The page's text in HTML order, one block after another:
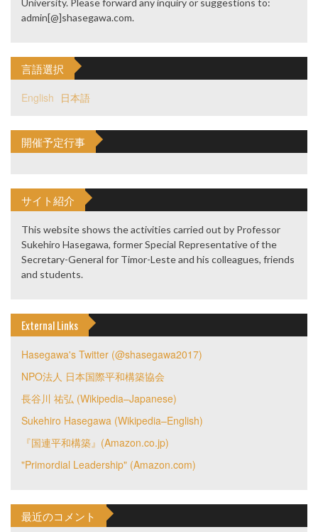
admin[@]shasegawa.com.
言語選択
English 日本語
開催予定行事
サイト紹介
This website shows the activities carried out by Professor
Sukehiro Hasegawa, former Special Representative of the
Secretary-General for Timor-Leste and his colleagues, friends
and students.
External Links
Hasegawa's Twitter (@shasegawa2017)
NPO法人 日本国際平和構築協会
長谷川 祐弘 (Wikipedia–Japanese)
Sukehiro Hasegawa (Wikipedia–English)
『国連平和構築』(Amazon.co.jp)
"Primordial Leadership" (Amazon.com)
最近のコメント